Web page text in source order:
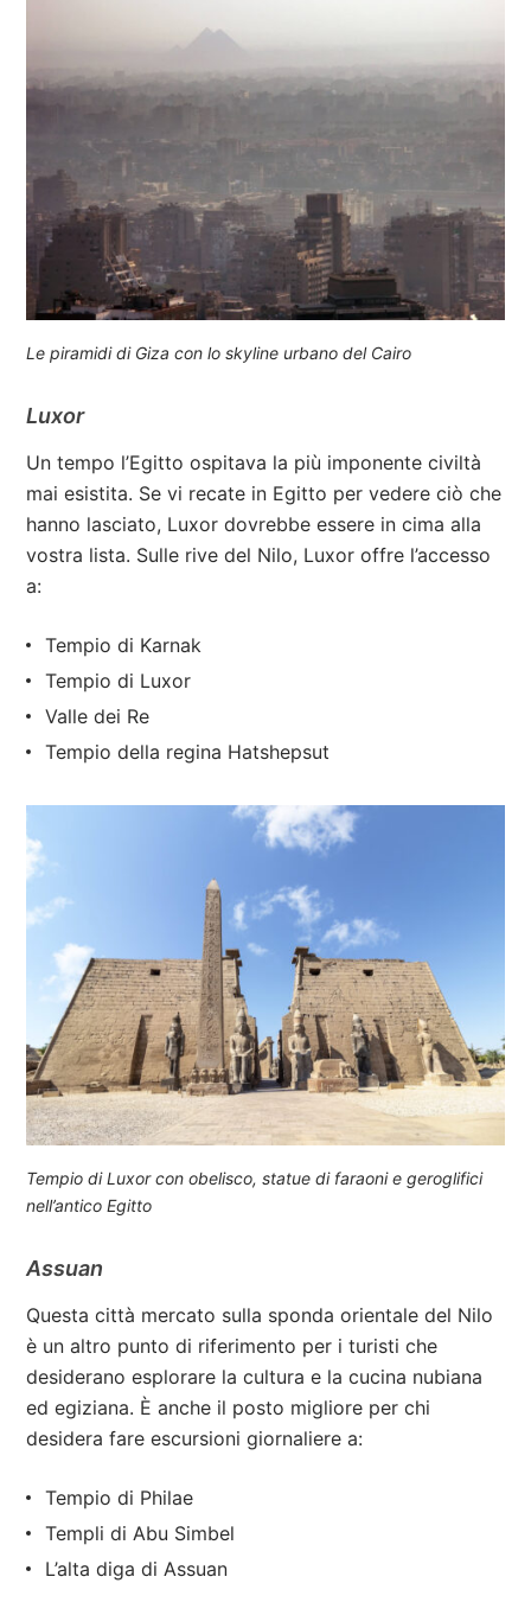
Le piramidi di Giza con lo skyline urbano del Cairo
Luxor
Un tempo l’Egitto ospitava la più imponente civiltà
mai esistita. Se vi recate in Egitto per vedere ciò che
hanno lasciato, Luxor dovrebbe essere in cima alla
vostra lista. Sulle rive del Nilo, Luxor offre l’accesso
a:
Tempio di Karnak
Tempio di Luxor
Valle dei Re
Tempio della regina Hatshepsut
Tempio di Luxor con obelisco, statue di faraoni e geroglifici
nell’antico Egitto
Assuan
Questa città mercato sulla sponda orientale del Nilo
è un altro punto di riferimento per i turisti che
desiderano esplorare la cultura e la cucina nubiana
ed egiziana. È anche il posto migliore per chi
desidera fare escursioni giornaliere a:
Tempio di Philae
Templi di Abu Simbel
L’alta diga di Assuan